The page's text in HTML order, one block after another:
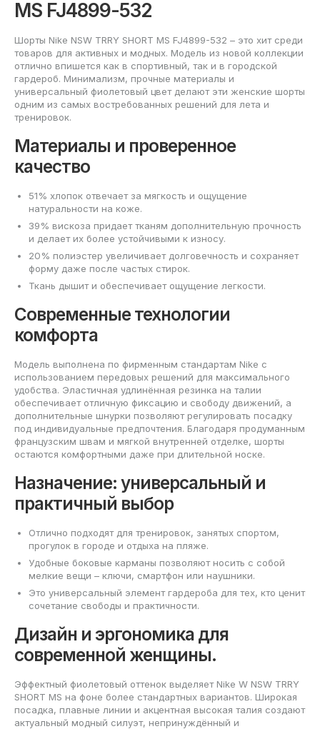
MS FJ4899-532
Шорты Nike NSW TRRY SHORT MS FJ4899-532 – это хит среди
товаров для активных и модных. Модель из новой коллекции
отлично впишется как в спортивный, так и в городской
гардероб. Минимализм, прочные материалы и
универсальный фиолетовый цвет делают эти женские шорты
одним из самых востребованных решений для лета и
тренировок.
Материалы и проверенное
качество
51% хлопок отвечает за мягкость и ощущение
натуральности на коже.
39% вискоза придает тканям дополнительную прочность
и делает их более устойчивыми к износу.
20% полиэстер увеличивает долговечность и сохраняет
форму даже после частых стирок.
Ткань дышит и обеспечивает ощущение легкости.
Современные технологии
комфорта
Модель выполнена по фирменным стандартам Nike с
использованием передовых решений для максимального
удобства. Эластичная удлинённая резинка на талии
обеспечивает отличную фиксацию и свободу движений, а
дополнительные шнурки позволяют регулировать посадку
под индивидуальные предпочтения. Благодаря продуманным
французским швам и мягкой внутренней отделке, шорты
остаются комфортными даже при длительной носке.
Назначение: универсальный и
практичный выбор
Отлично подходят для тренировок, занятых спортом,
прогулок в городе и отдыха на пляже.
Удобные боковые карманы позволяют носить с собой
мелкие вещи – ключи, смартфон или наушники.
Это универсальный элемент гардероба для тех, кто ценит
сочетание свободы и практичности.
Дизайн и эргономика для
современной женщины.
Эффектный фиолетовый оттенок выделяет Nike W NSW TRRY
SHORT MS на фоне более стандартных вариантов. Широкая
посадка, плавные линии и акцентная высокая талия создают
актуальный модный силуэт, непринуждённый и